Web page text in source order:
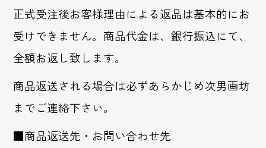
正式受注後お客様理由による返品は基本的にお
受けできません。商品代金は、銀行振込にて、
全額お返し致します。
商品返送される場合は必ずあらかじめ次男画坊
までご連絡下さい。
■商品返送先・お問い合わせ先